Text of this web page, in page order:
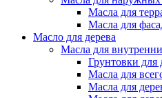
Масла для
Масла для
Масло для дерева
Масла для
Грунтовки для
Масла для
Масла для